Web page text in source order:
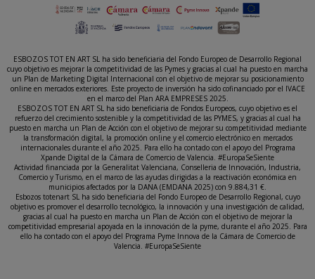
ESBOZOS TOT EN ART SL ha sido beneficiaria del Fondo Europeo de Desarrollo Regional
cuyo objetivo es mejorar la competitividad de las Pymes y gracias al cual ha puesto en marcha
un Plan de Marketing Digital Internacional con el objetivo de mejorar su posicionamiento
online en mercados exteriores. Este proyecto de inversión ha sido cofinanciado por el IVACE
en el marco del Plan ARA EMPRESES 2025.
ESBOZOS TOT EN ART SL ha sido beneficiaria de Fondos Europeos, cuyo objetivo es el
refuerzo del crecimiento sostenible y la competitividad de las PYMES, y gracias al cual ha
puesto en marcha un Plan de Acción con el objetivo de mejorar su competitividad mediante
la transformación digital, la promoción online y el comercio electrónico en mercados
internacionales durante el año 2025. Para ello ha contado con el apoyo del Programa
Xpande Digital de la Cámara de Comercio de Valencia. #EuropaSeSiente
Actividad financiada por la Generalitat Valenciana, Conselleria de Innovación, Industria,
Comercio y Turismo, en el marco de las ayudas dirigidas a la reactivación económica en
municipios afectados por la DANA (EMDANA 2025) con 9.884,31 €.
Esbozos totenart SL ha sido beneficiaria del Fondo Europeo de Desarrollo Regional, cuyo
objetivo es promover el desarrollo tecnológico, la innovación y una investigación de calidad,
gracias al cual ha puesto en marcha un Plan de Acción con el objetivo de mejorar la
competitividad empresarial apoyada en la innovación de la pyme, durante el año 2025. Para
ello ha contado con el apoyo del Programa Pyme Innova de la Cámara de Comercio de
Valencia. #EuropaSeSiente